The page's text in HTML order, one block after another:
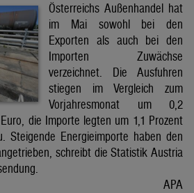
Österreichs Außenhandel hat
im Mai sowohl bei den
Exporten als auch bei den
Importen Zuwächse
verzeichnet. Die Ausfuhren
stiegen im Vergleich zum
Vorjahresmonat um 0,2
die Importe legten um 1,1 Prozent
Steigende Energieimporte haben den
schreibt die Statistik Austria
APA